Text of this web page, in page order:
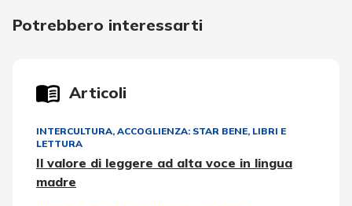
Potrebbero interessarti
Articoli
INTERCULTURA, ACCOGLIENZA: STAR BENE, LIBRI E
LETTURA
Il valore di leggere ad alta voce in lingua
madre